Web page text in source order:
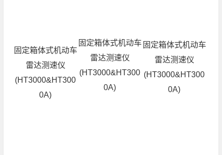
固定箱体式机动车
雷达测速仪
(HT3000&HT300
0A)
固定箱体式机动车
雷达测速仪
(HT3000&HT300
0A)
固定箱体式机动车
雷达测速仪
(HT3000&HT300
0A)